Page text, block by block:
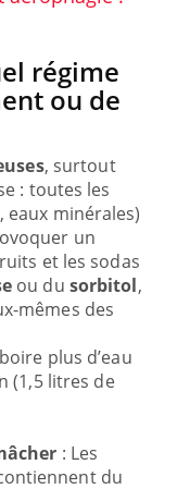
régime
ou de
, surtout
: toutes les
eaux minérales)
un
et les sodas
ou du sorbitol,
mêmes des
plus d’eau
(1,5 litres de
: Les
du